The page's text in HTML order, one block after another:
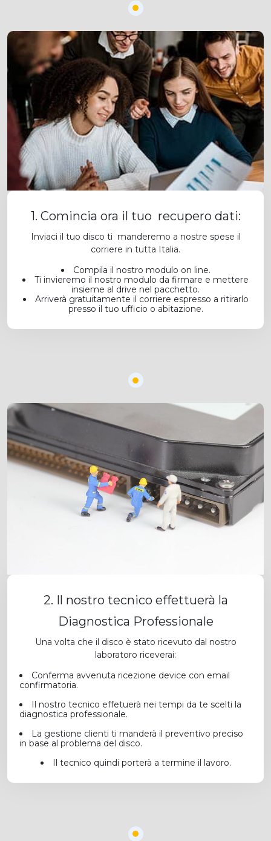
1. Comincia ora il tuo recupero dati:
Inviaci il tuo disco ti manderemo a nostre spese il
corriere in tutta Italia.
Compila il nostro modulo on line.
Ti invieremo il nostro modulo da firmare e mettere
insieme al drive nel pacchetto.
Arriverà gratuitamente il corriere espresso a ritirarlo
presso il tuo ufficio o abitazione.
2. Il nostro tecnico effettuerà la
Diagnostica Professionale
Una volta che il disco è stato ricevuto dal nostro
laboratoro riceverai:
Conferma avvenuta ricezione device con email
confirmatoria.
Il nostro tecnico effetuerà nei tempi da te scelti la
diagnostica professionale.
La gestione clienti ti manderà il preventivo preciso
in base al problema del disco.
Il tecnico quindi porterà a termine il lavoro.